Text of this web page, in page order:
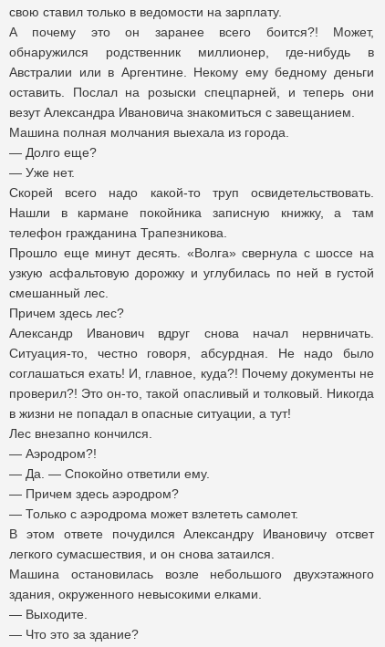
свою ставил только в ведомости на зарплату.
А почему это он заранее всего боится?! Может,
обнаружился родственник миллионер, где-нибудь в
Австралии или в Аргентине. Некому ему бедному деньги
оставить. Послал на розыски спецпарней, и теперь они
везут Александра Ивановича знакомиться с завещанием.
Машина полная молчания выехала из города.
— Долго еще?
— Уже нет.
Скорей всего надо какой-то труп освидетельствовать.
Нашли в кармане покойника записную книжку, а там
телефон гражданина Трапезникова.
Прошло еще минут десять. «Волга» свернула с шоссе на
узкую асфальтовую дорожку и углубилась по ней в густой
смешанный лес.
Причем здесь лес?
Александр Иванович вдруг снова начал нервничать.
Ситуация-то, честно говоря, абсурдная. Не надо было
соглашаться ехать! И, главное, куда?! Почему документы не
проверил?! Это он-то, такой опасливый и толковый. Никогда
в жизни не попадал в опасные ситуации, а тут!
Лес внезапно кончился.
— Аэродром?!
— Да. — Спокойно ответили ему.
— Причем здесь аэродром?
— Только с аэродрома может взлететь самолет.
В этом ответе почудился Александру Ивановичу отсвет
легкого сумасшествия, и он снова затаился.
Машина остановилась возле небольшого двухэтажного
здания, окруженного невысокими елками.
— Выходите.
— Что это за здание?